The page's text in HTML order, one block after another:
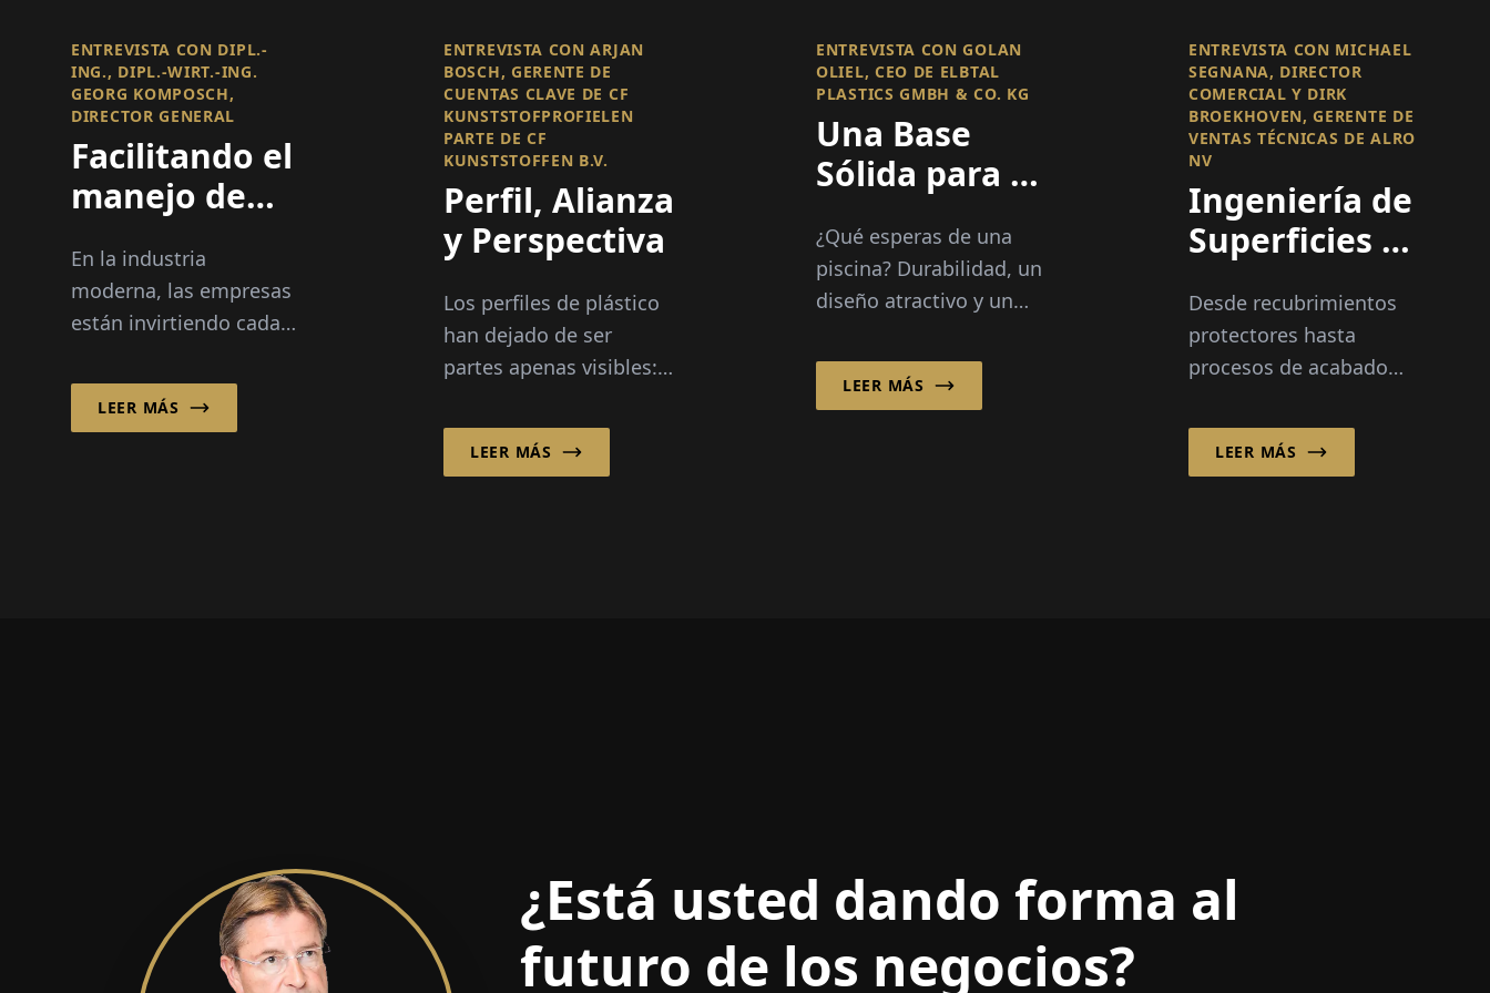
ENTREVISTA CON DIPL.-
ING., DIPL.-WIRT.-ING.
GEORG KOMPOSCH,
DIRECTOR GENERAL
Facilitando el
manejo de
pesadas
En la industria
moderna, las empresas
están invirtiendo cada
inteligentes de manejo
y elevación para
LEER MÁS
ENTREVISTA CON ARJAN
BOSCH, GERENTE DE
CUENTAS CLAVE DE CF
KUNSTSTOFPROFIELEN
PARTE DE CF
KUNSTSTOFFEN B.V.
Perfil, Alianza
y Perspectiva
Los perfiles de plástico
han dejado de ser
partes apenas visibles:
eficiencia, el confort y la
durabilidad de edificios
LEER MÁS
ENTREVISTA CON GOLAN
OLIEL, CEO DE ELBTAL
PLASTICS GMBH & CO. KG
Una Base
Sólida para el
de la Piscina
¿Qué esperas de una
piscina? Durabilidad, un
diseño atractivo y un
durante muchos años
son ciertamente clave.
LEER MÁS
ENTREVISTA CON MICHAEL
SEGNANA, DIRECTOR
COMERCIAL Y DIRK
BROEKHOVEN, GERENTE DE
VENTAS TÉCNICAS DE ALRO
NV
Ingeniería de
Superficies a
Desde recubrimientos
protectores hasta
procesos de acabado
especializados, el
tratamiento de
LEER MÁS
¿Está usted dando forma al
futuro de los negocios?